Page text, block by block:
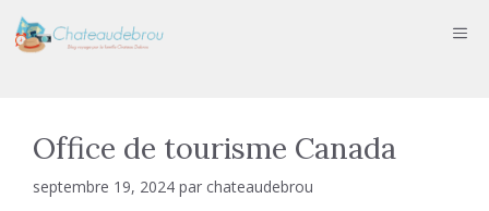
au
contenu
Office de tourisme Canada
septembre 19, 2024 par chateaudebrou